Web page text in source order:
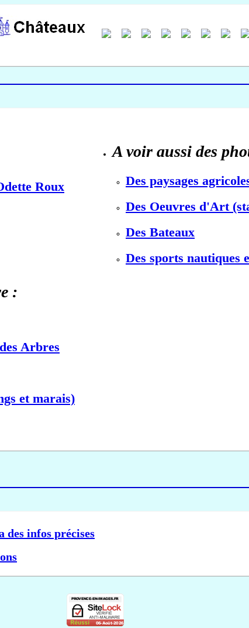
Roux
:
Arbres
et marais)
A voir aussi des
Des paysages
Des Oeuvres d'Art
Des Bateaux
Des sports nautiques
des infos précises